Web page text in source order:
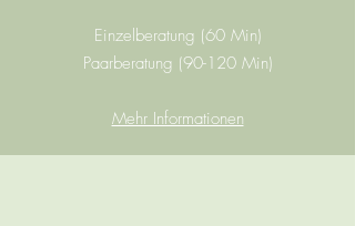
Einzelberatung (60 Min)
Paarberatung (90-120 Min)
Mehr Informationen